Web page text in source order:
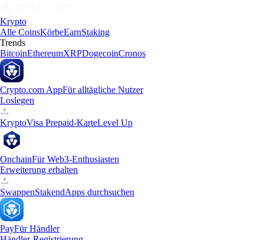
Krypto
Alle CoinsKörbeEarnStaking
Trends
BitcoinEthereumXRPDogecoinCronos
Crypto.com AppFür alltägliche Nutzer
Loslegen
KryptoVisa Prepaid-KarteLevel Up
OnchainFür Web3-Enthusiasten
Erweiterung erhalten
SwappenStakendApps durchsuchen
PayFür Händler